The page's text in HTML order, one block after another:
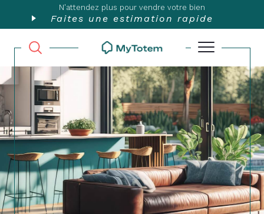
N'attendez plus pour vendre votre bien
Faites une estimation rapide